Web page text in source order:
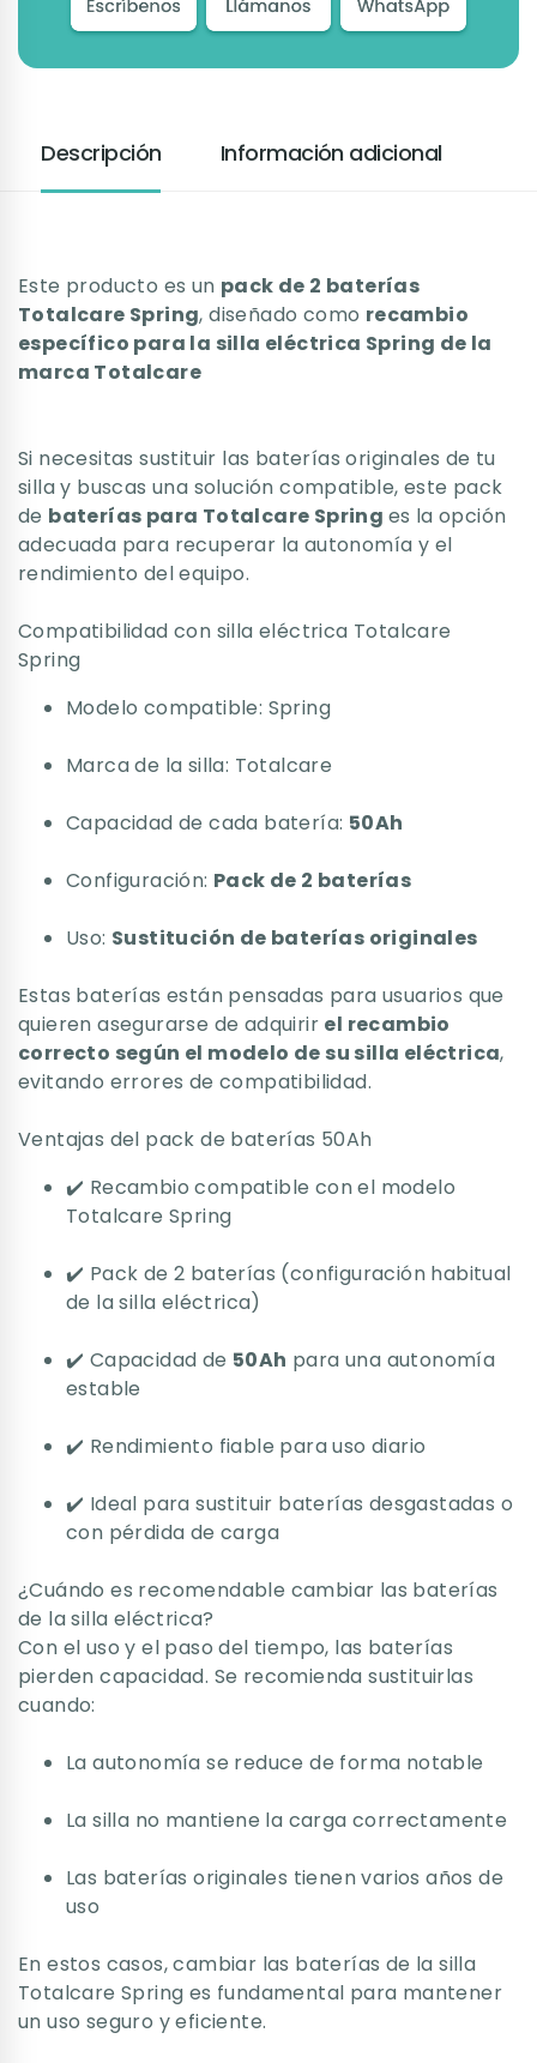
Descripción Información adicional
Este producto es un pack de 2 baterías
Totalcare Spring, diseñado como recambio
específico para la silla eléctrica Spring de la
marca Totalcare
Si necesitas sustituir las baterías originales de tu
silla y buscas una solución compatible, este pack
de baterías para Totalcare Spring es la opción
adecuada para recuperar la autonomía y el
rendimiento del equipo.
Compatibilidad con silla eléctrica Totalcare
Spring
Modelo compatible: Spring
Marca de la silla: Totalcare
Capacidad de cada batería: 50Ah
Configuración: Pack de 2 baterías
Uso: Sustitución de baterías originales
Estas baterías están pensadas para usuarios que
quieren asegurarse de adquirir el recambio
correcto según el modelo de su silla eléctrica,
evitando errores de compatibilidad.
Ventajas del pack de baterías 50Ah
✔️ Recambio compatible con el modelo
Totalcare Spring
✔️ Pack de 2 baterías (configuración habitual
de la silla eléctrica)
✔️ Capacidad de 50Ah para una autonomía
estable
✔️ Rendimiento fiable para uso diario
✔️ Ideal para sustituir baterías desgastadas o
con pérdida de carga
¿Cuándo es recomendable cambiar las baterías
de la silla eléctrica?
Con el uso y el paso del tiempo, las baterías
pierden capacidad. Se recomienda sustituirlas
cuando:
La autonomía se reduce de forma notable
La silla no mantiene la carga correctamente
Las baterías originales tienen varios años de
uso
En estos casos, cambiar las baterías de la silla
Totalcare Spring es fundamental para mantener
un uso seguro y eficiente.